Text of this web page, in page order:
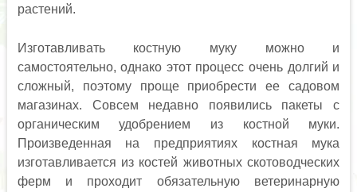
растений.
Изготавливать костную муку можно и
самостоятельно, однако этот процесс очень долгий и
сложный, поэтому проще приобрести ее садовом
магазинах. Совсем недавно появились пакеты с
органическим удобрением из костной муки.
Произведенная на предприятиях костная мука
изготавливается из костей животных скотоводческих
ферм и проходит обязательную ветеринарную